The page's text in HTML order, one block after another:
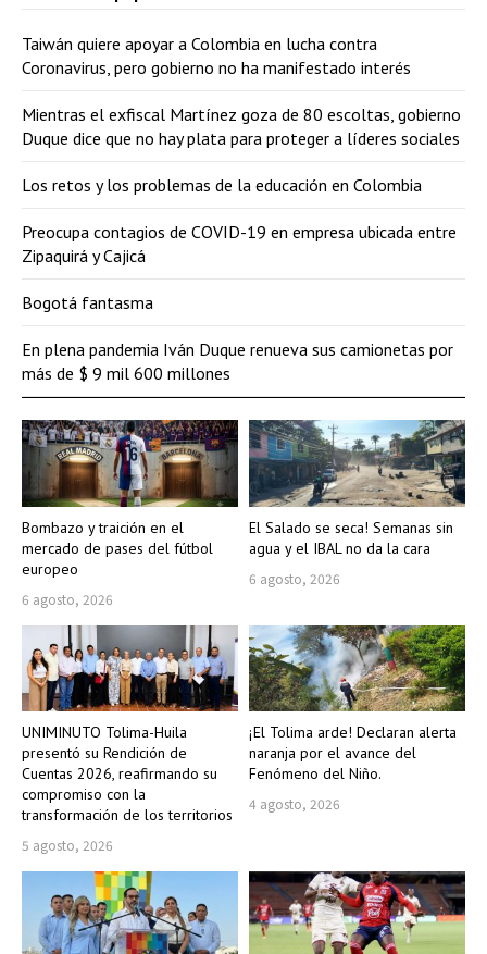
Bombazo y traición en el
mercado de pases del fútbol
europeo
6 agosto, 2026
El Salado se seca! Semanas sin
agua y el IBAL no da la cara
6 agosto, 2026
UNIMINUTO Tolima-Huila
presentó su Rendición de
Cuentas 2026, reafirmando su
compromiso con la
transformación de los territorios
5 agosto, 2026
¡El Tolima arde! Declaran alerta
naranja por el avance del
Fenómeno del Niño.
4 agosto, 2026
Taiwán quiere apoyar a Colombia en lucha contra
Coronavirus, pero gobierno no ha manifestado interés
Mientras el exfiscal Martínez goza de 80 escoltas, gobierno
Duque dice que no hay plata para proteger a líderes sociales
Los retos y los problemas de la educación en Colombia
Preocupa contagios de COVID-19 en empresa ubicada entre
Zipaquirá y Cajicá
Bogotá fantasma
En plena pandemia Iván Duque renueva sus camionetas por
más de $ 9 mil 600 millones